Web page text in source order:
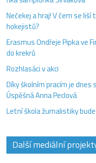
Nečekej a hraj! V čem se
hokejistů?
Erasmus Ondřeje Pipka ve
do krekrů
Rozhlasáci v akci
Díky školním pracím je
Úspěšná Anna Peclová
Letní škola žurnalistiky
Další mediální